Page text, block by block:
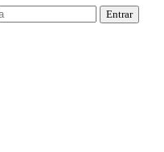
Entrar